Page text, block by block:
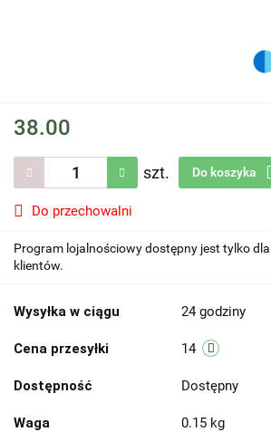
38.00
szt. Do koszyka
Do przechowalni
Program lojalnościowy dostępny jest tylko
klientów.
Wysyłka w ciągu 24 godziny
Cena przesyłki 14
Dostępność Dostępny
Waga 0.15 kg